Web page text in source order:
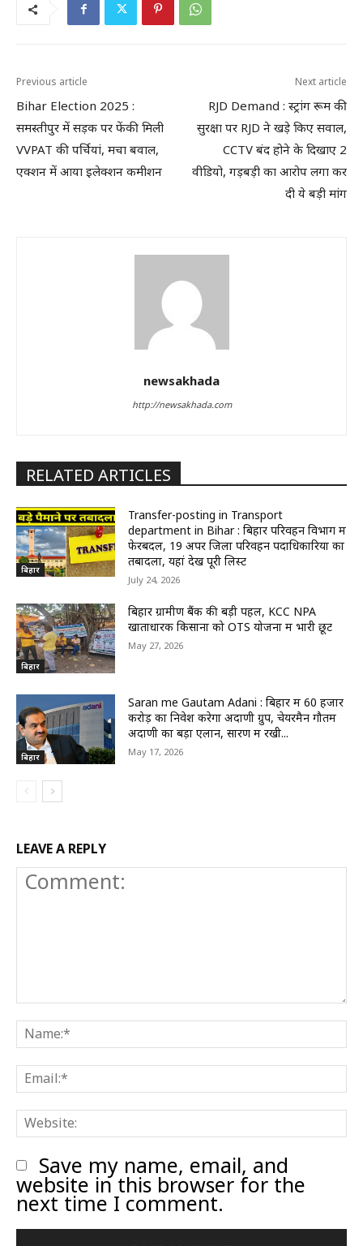
Previous article
Bihar Election 2025 :
समस्तीपुर में सड़क पर फेंकी मिली
VVPAT की पर्चियां, मचा बवाल,
एक्शन में आया इलेक्शन कमीशन
Next article
RJD Demand : स्ट्रांग रूम की
सुरक्षा पर RJD ने खड़े किए सवाल,
CCTV बंद होने के दिखाए 2
वीडियो, गड़बड़ी का आरोप लगा कर
दी ये बड़ी मांग
newsakhada
http://newsakhada.com
RELATED ARTICLES
बिहार
Transfer-posting in Transport
department in Bihar : बिहार परिवहन विभाग में
फेरबदल, 19 अपर जिला परिवहन पदाधिकारियों का
तबादला, यहां देखें पूरी लिस्ट
July 24, 2026
बिहार
बिहार ग्रामीण बैंक की बड़ी पहल, KCC NPA
खाताधारक किसानों को OTS योजना में भारी छूट
May 27, 2026
बिहार
Saran me Gautam Adani : बिहार में 60 हजार
करोड़ का निवेश करेगा अदाणी ग्रुप, चेयरमैन गौतम
अदाणी का बड़ा एलान, सारण में रखी...
May 17, 2026
LEAVE A REPLY
Comment:
Save my name, email, and
website in this browser for the
next time I comment.